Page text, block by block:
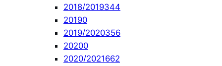
2018/2019344
20190
2019/2020356
20200
2020/2021662